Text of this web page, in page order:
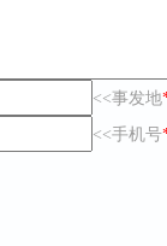
<<事发地
<<手机号